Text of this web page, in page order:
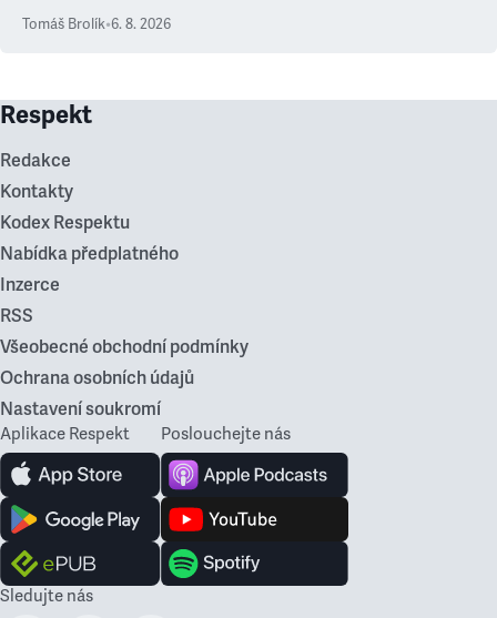
Tomáš Brolík•6. 8. 2026
Respekt
Redakce
Kontakty
Kodex Respektu
Nabídka předplatného
Inzerce
RSS
Všeobecné obchodní podmínky
Ochrana osobních údajů
Nastavení soukromí
Aplikace Respekt Poslouchejte nás
Sledujte nás